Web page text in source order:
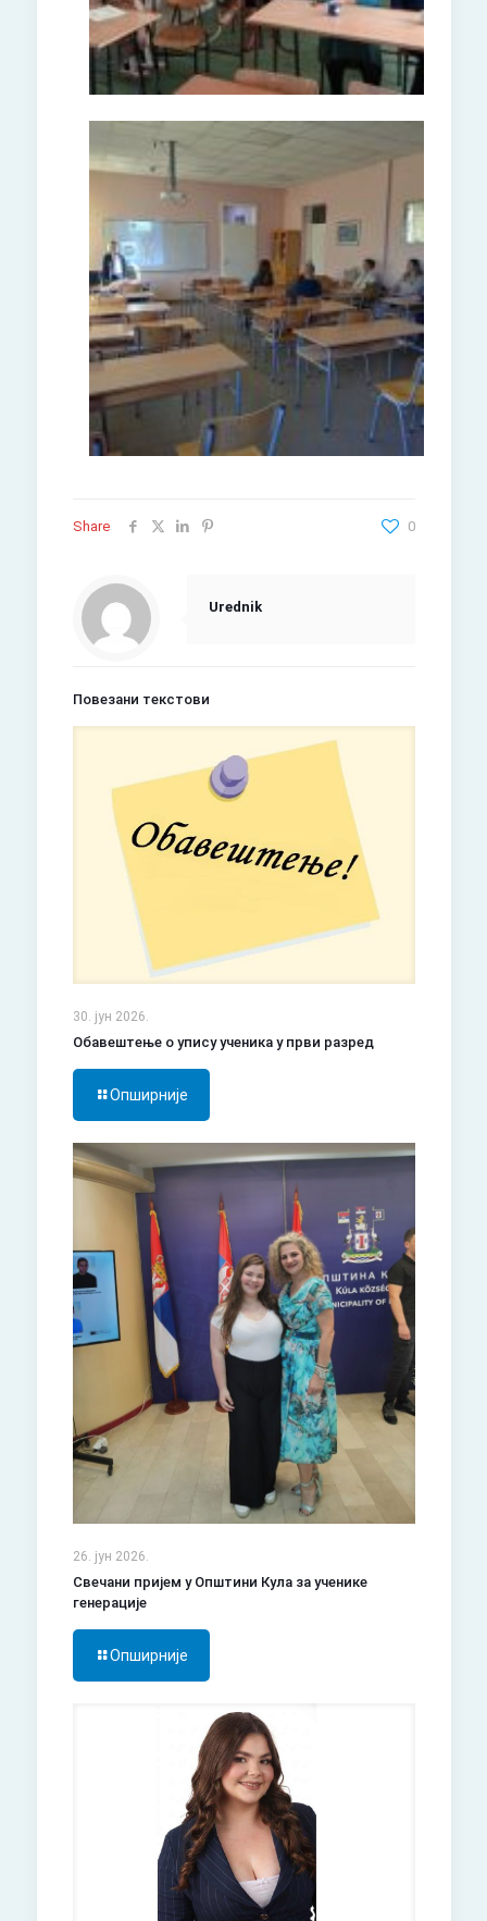
Share 0
Urednik
Повезани текстови
30. јун 2026.
Обавештење о упису ученика у први разред
Опширније
26. јун 2026.
Свечани пријем у Општини Кула за ученике
генерације
Опширније